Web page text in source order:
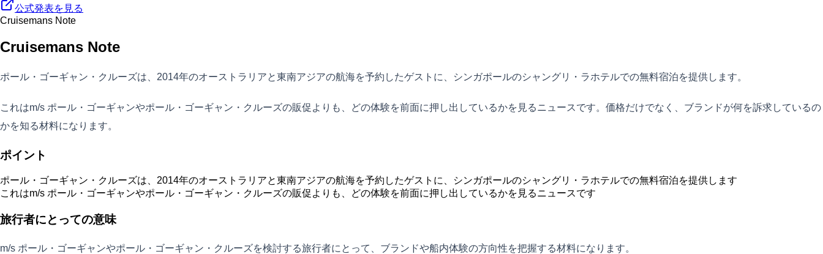
公式発表を見る
Cruisemans Note
Cruisemans Note
ポール・ゴーギャン・クルーズは、2014年のオーストラリアと東南アジアの航海を予約したゲストに、シンガポールのシャングリ・ラホテルでの無料宿泊を提供します。
これはm/s ポール・ゴーギャンやポール・ゴーギャン・クルーズの販促よりも、どの体験を前面に押し出しているかを見るニュースです。価格だけでなく、ブランドが何を訴求しているの
かを知る材料になります。
ポイント
ポール・ゴーギャン・クルーズは、2014年のオーストラリアと東南アジアの航海を予約したゲストに、シンガポールのシャングリ・ラホテルでの無料宿泊を提供します
これはm/s ポール・ゴーギャンやポール・ゴーギャン・クルーズの販促よりも、どの体験を前面に押し出しているかを見るニュースです
旅行者にとっての意味
m/s ポール・ゴーギャンやポール・ゴーギャン・クルーズを検討する旅行者にとって、ブランドや船内体験の方向性を把握する材料になります。